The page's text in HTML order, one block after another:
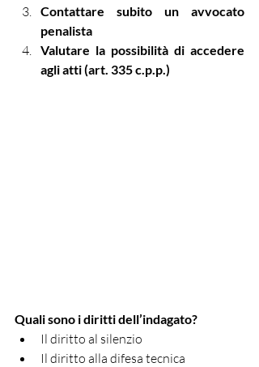
Contattare subito un avvocato
penalista
Valutare la possibilità di accedere
agli atti (art. 335 c.p.p.)
Quali sono i diritti dell’indagato?
Il diritto al silenzio
Il diritto alla difesa tecnica